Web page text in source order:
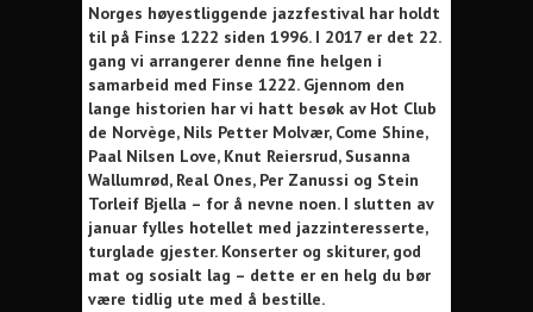
Norges høyestliggende jazzfestival har holdt
til på Finse 1222 siden 1996. I 2017 er det 22.
gang vi arrangerer denne fine helgen i
samarbeid med Finse 1222. Gjennom den
lange historien har vi hatt besøk av Hot Club
de Norvège, Nils Petter Molvær, Come Shine,
Paal Nilsen Love, Knut Reiersrud, Susanna
Wallumrød, Real Ones, Per Zanussi og Stein
Torleif Bjella – for å nevne noen. I slutten av
januar fylles hotellet med jazzinteresserte,
turglade gjester. Konserter og skiturer, god
mat og sosialt lag – dette er en helg du bør
være tidlig ute med å bestille.